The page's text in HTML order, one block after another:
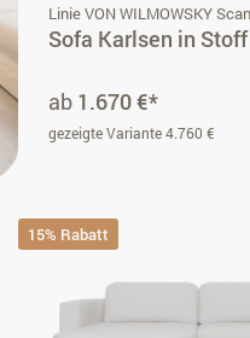
Linie VON WILMOWSKY
Sofa Karlsen in Stoff
ab 1.670 €*
gezeigte Variante 4.760 €
15% Rabatt